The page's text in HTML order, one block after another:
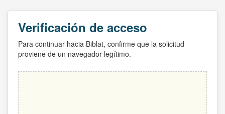
Verificación de acceso
Para continuar hacia Biblat, confirme que la solicitud
proviene de un navegador legítimo.